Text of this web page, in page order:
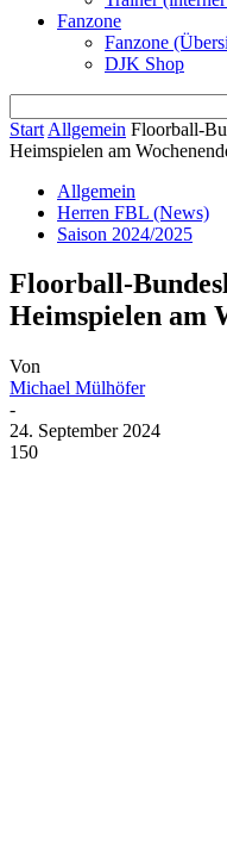
Fanzone
Fanzone
DJK Shop
Start Allgemein Floorball-
Heimspielen am
Allgemein
Herren FBL (News)
Saison 2024/2025
Floorball-
Heimspielen am
Von
Michael Mülhöfer
-
24. September 2024
150